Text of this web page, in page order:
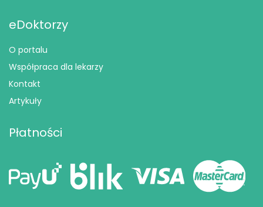
eDoktorzy
O portalu
Współpraca dla lekarzy
Kontakt
Artykuły
Płatności